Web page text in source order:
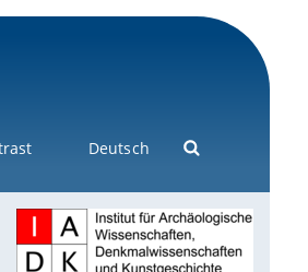
Deutsch